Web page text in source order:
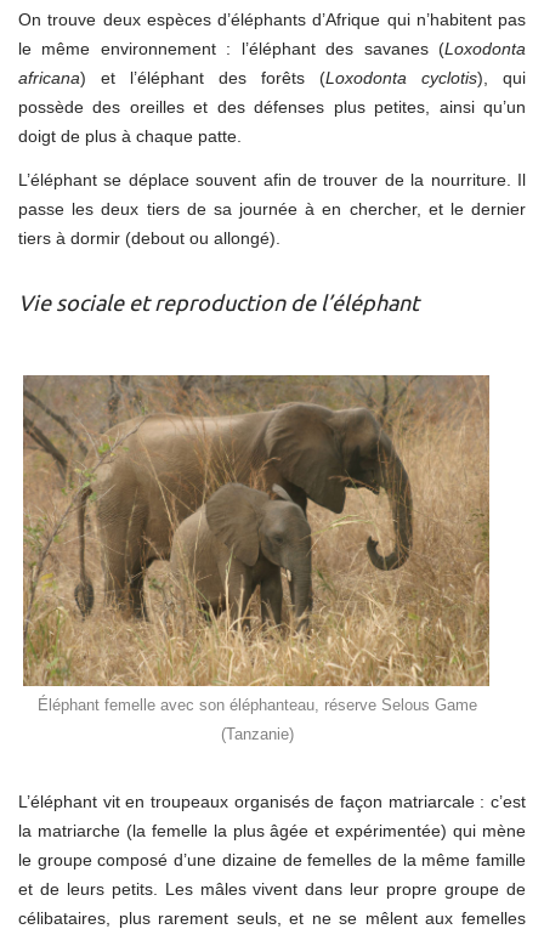
On trouve deux espèces d’éléphants d’Afrique qui n’habitent pas
le même environnement : l’éléphant des savanes (Loxodonta
africana) et l’éléphant des forêts (Loxodonta cyclotis), qui
possède des oreilles et des défenses plus petites, ainsi qu’un
doigt de plus à chaque patte.
L’éléphant se déplace souvent afin de trouver de la nourriture. Il
passe les deux tiers de sa journée à en chercher, et le dernier
tiers à dormir (debout ou allongé).
Vie sociale et reproduction de l’éléphant
Éléphant femelle avec son éléphanteau, réserve Selous Game
(Tanzanie)
L’éléphant vit en troupeaux organisés de façon matriarcale : c’est
la matriarche (la femelle la plus âgée et expérimentée) qui mène
le groupe composé d’une dizaine de femelles de la même famille
et de leurs petits. Les mâles vivent dans leur propre groupe de
célibataires, plus rarement seuls, et ne se mêlent aux femelles